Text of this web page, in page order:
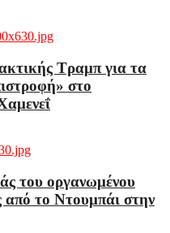
Τραμπ για τα
στο
του οργανωμένου
από το Ντουμπάι στην